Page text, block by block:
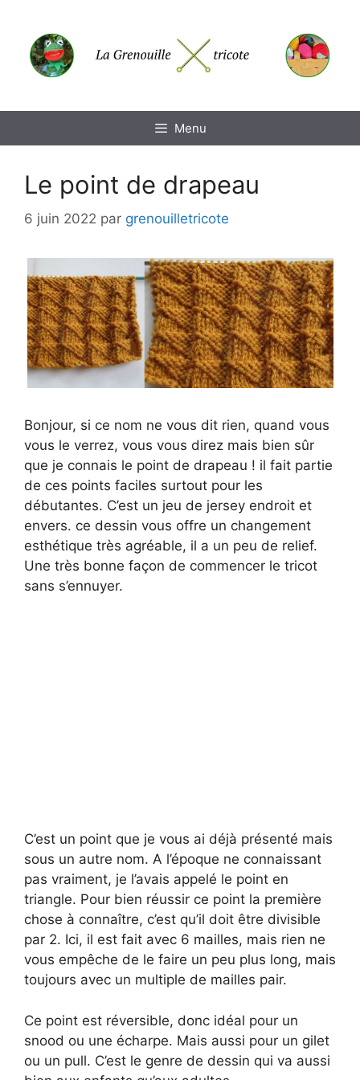
contenu
Menu
Le point de drapeau
6 juin 2022 par grenouilletricote
Bonjour, si ce nom ne vous dit rien, quand vous
vous le verrez, vous vous direz mais bien sûr
que je connais le point de drapeau ! il fait partie
de ces points faciles surtout pour les
débutantes. C’est un jeu de jersey endroit et
envers. ce dessin vous offre un changement
esthétique très agréable, il a un peu de relief.
Une très bonne façon de commencer le tricot
sans s’ennuyer.
C’est un point que je vous ai déjà présenté mais
sous un autre nom. A l’époque ne connaissant
pas vraiment, je l’avais appelé le point en
triangle. Pour bien réussir ce point la première
chose à connaître, c’est qu’il doit être divisible
par 2. Ici, il est fait avec 6 mailles, mais rien ne
vous empêche de le faire un peu plus long, mais
toujours avec un multiple de mailles pair.
Ce point est réversible, donc idéal pour un
snood ou une écharpe. Mais aussi pour un gilet
ou un pull. C’est le genre de dessin qui va aussi